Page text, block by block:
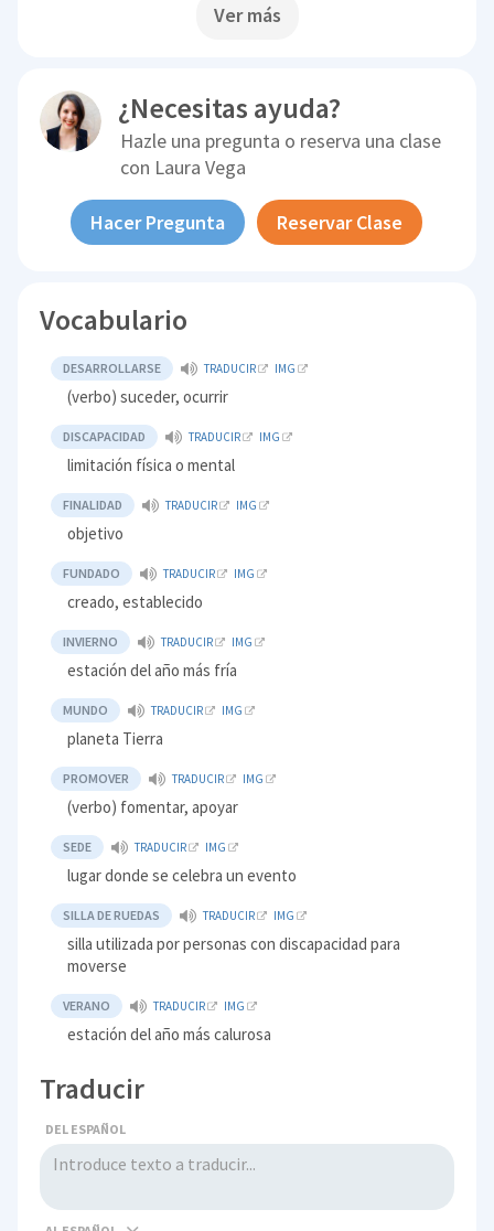
Ver más
¿Necesitas ayuda?
Hazle una pregunta o reserva una clase
con Laura Vega
Hacer Pregunta Reservar Clase
Vocabulario
DESARROLLARSE TRADUCIR IMG
(verbo) suceder, ocurrir
DISCAPACIDAD TRADUCIR IMG
limitación física o mental
FINALIDAD TRADUCIR IMG
objetivo
FUNDADO TRADUCIR IMG
creado, establecido
INVIERNO TRADUCIR IMG
estación del año más fría
MUNDO TRADUCIR IMG
planeta Tierra
PROMOVER TRADUCIR IMG
(verbo) fomentar, apoyar
SEDE TRADUCIR IMG
lugar donde se celebra un evento
SILLA DE RUEDAS TRADUCIR IMG
silla utilizada por personas con discapacidad para
moverse
VERANO TRADUCIR IMG
estación del año más calurosa
Traducir
DEL ESPAÑOL